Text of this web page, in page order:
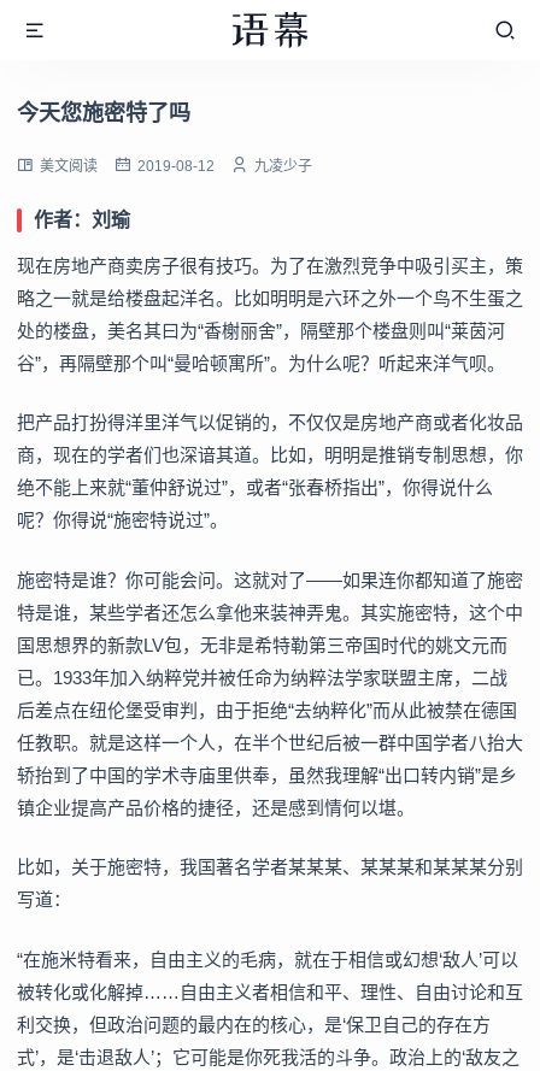
今天您施密特了吗
美文阅读 2019-08-12 九凌少子
作者：刘瑜
现在房地产商卖房子很有技巧。为了在激烈竞争中吸引买主，策
略之一就是给楼盘起洋名。比如明明是六环之外一个鸟不生蛋之
处的楼盘，美名其曰为“香榭丽舍”，隔壁那个楼盘则叫“莱茵河
谷”，再隔壁那个叫“曼哈顿寓所”。为什么呢？听起来洋气呗。
把产品打扮得洋里洋气以促销的，不仅仅是房地产商或者化妆品
商，现在的学者们也深谙其道。比如，明明是推销专制思想，你
绝不能上来就“董仲舒说过”，或者“张春桥指出”，你得说什么
呢？你得说“施密特说过”。
施密特是谁？你可能会问。这就对了——如果连你都知道了施密
特是谁，某些学者还怎么拿他来装神弄鬼。其实施密特，这个中
国思想界的新款LV包，无非是希特勒第三帝国时代的姚文元而
已。1933年加入纳粹党并被任命为纳粹法学家联盟主席，二战
后差点在纽伦堡受审判，由于拒绝“去纳粹化”而从此被禁在德国
任教职。就是这样一个人，在半个世纪后被一群中国学者八抬大
轿抬到了中国的学术寺庙里供奉，虽然我理解“出口转内销”是乡
镇企业提高产品价格的捷径，还是感到情何以堪。
比如，关于施密特，我国著名学者某某某、某某某和某某某分别
写道：
“在施米特看来，自由主义的毛病，就在于相信或幻想‘敌人’可以
被转化或化解掉……自由主义者相信和平、理性、自由讨论和互
利交换，但政治问题的最内在的核心，是‘保卫自己的存在方
式’，是‘击退敌人’；它可能是你死我活的斗争。政治上的‘敌友之